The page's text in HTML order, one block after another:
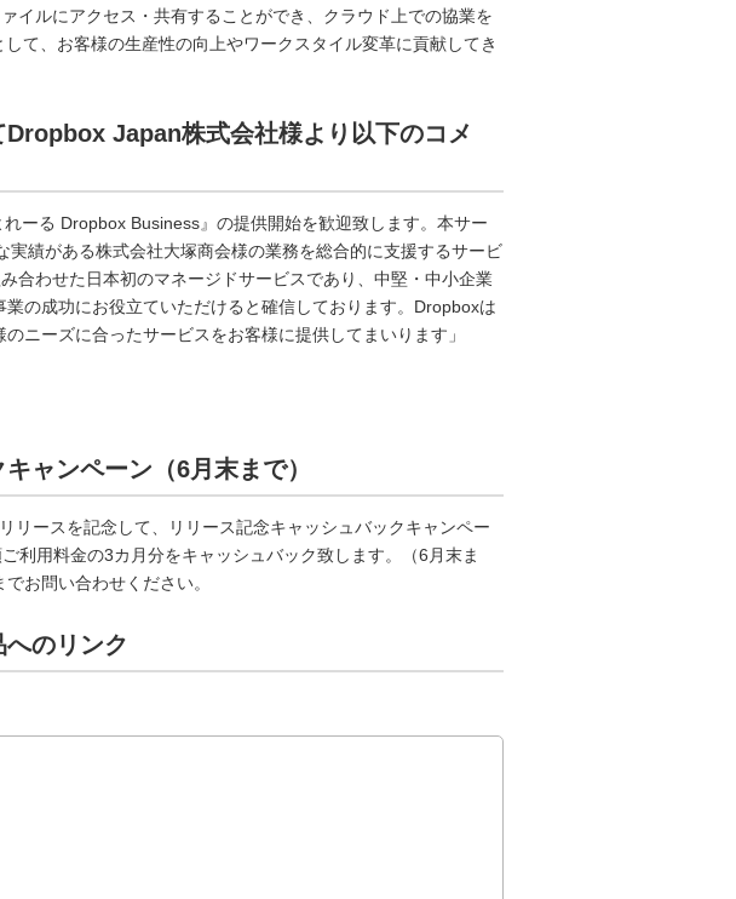
イルにアクセス・共有することができ、クラウド上での協業を
て、お客様の生産性の向上やワークスタイル変革に貢献してき
Japan株式会社様より以下のコメ
ーる Dropbox Business』の提供開始を歓迎致します。本サー
実績がある株式会社大塚商会様の業務を総合的に支援するサービ
合わせた日本初のマネージドサービスであり、中堅・中小企業
の成功にお役立ていただけると確信しております。Dropboxは
ニーズに合ったサービスをお客様に提供してまいります」
ャンペーン（6月末まで）
リースを記念して、リリース記念キャッシュバックキャンペー
利用料金の3カ月分をキャッシュバック致します。（6月末ま
お問い合わせください。
のリンク